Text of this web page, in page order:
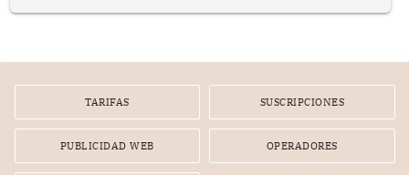
TARIFAS SUSCRIPCIONES
PUBLICIDAD WEB OPERADORES